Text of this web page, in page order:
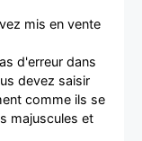
mis en vente
d'erreur dans
devez saisir
comme ils se
majuscules et